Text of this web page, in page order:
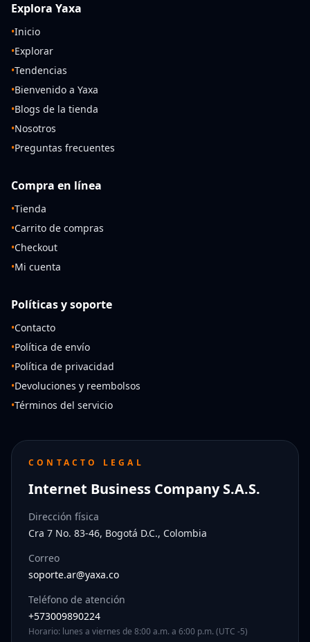
Explora Yaxa
•Inicio
•Explorar
•Tendencias
•Bienvenido a Yaxa
•Blogs de la tienda
•Nosotros
•Preguntas frecuentes
Compra en línea
•Tienda
•Carrito de compras
•Checkout
•Mi cuenta
Políticas y soporte
•Contacto
•Política de envío
•Política de privacidad
•Devoluciones y reembolsos
•Términos del servicio
CONTACTO LEGAL
Internet Business Company S.A.S.
Dirección física
Cra 7 No. 83-46, Bogotá D.C., Colombia
Correo
soporte.ar@yaxa.co
Teléfono de atención
+573009890224
Horario: lunes a viernes de 8:00 a.m. a 6:00 p.m. (UTC -5)